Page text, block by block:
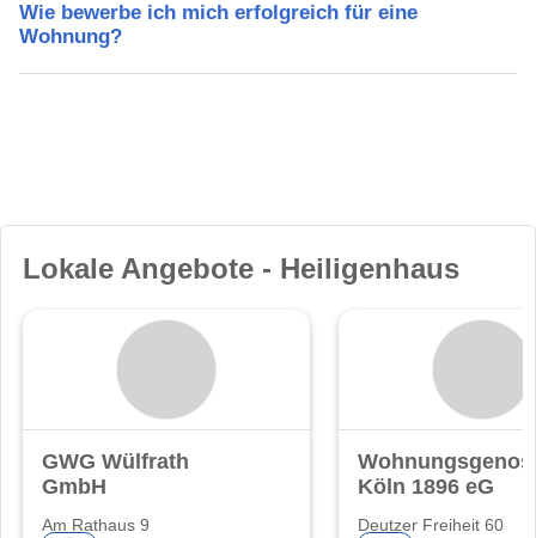
Wie bewerbe ich mich erfolgreich für eine
Wohnung?
Lokale Angebote - Heiligenhaus
GWG Wülfrath
GmbH
Am Rathaus 9
Köln 1896 eG
Deutzer Freiheit 60